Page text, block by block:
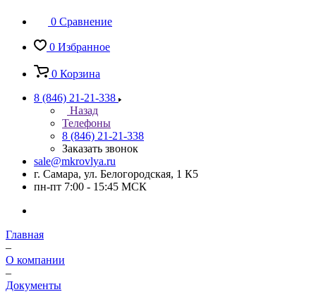
0 Сравнение
0 Избранное
0 Корзина
8 (846) 21-21-338
Назад
Телефоны
8 (846) 21-21-338
Заказать звонок
sale@mkrovlya.ru
г. Самара, ул. Белогородская, 1 К5
пн-пт 7:00 - 15:45 МСК
Главная
–
О компании
–
Документы